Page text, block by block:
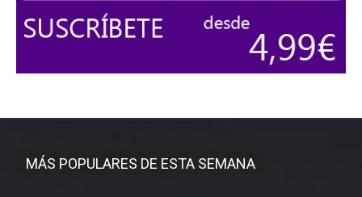
MÁS POPULARES DE ESTA SEMANA